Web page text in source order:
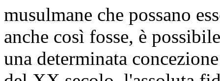
musulmane che possano
anche così fosse, è
una determinata